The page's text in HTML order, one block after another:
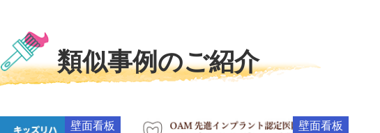
類似事例のご紹介
壁面看板 壁面看板